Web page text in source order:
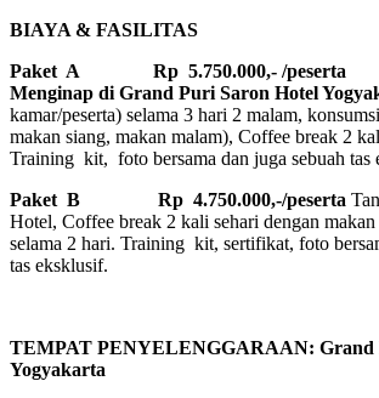
BIAYA & FASILITAS
Paket A Rp 5.750.000,- /peserta
Menginap di Grand Puri Saron Hotel
kamar/peserta) selama 3 hari 2 malam,
makan siang, makan malam), Coffee break 2
Training kit, foto bersama dan juga sebuah tas
Paket B
Rp 4.750.000,-/peserta
Hotel, Coffee break 2 kali sehari dengan
selama 2 hari. Training kit, sertifikat, foto
tas eksklusif.
TEMPAT PENYELENGGARAAN: Grand
Yogyakarta